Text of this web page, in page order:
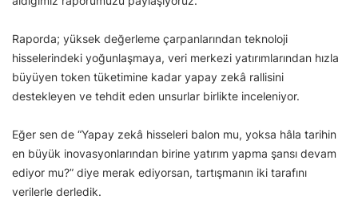
Raporda; yüksek değerleme çarpanlarından teknoloji
hisselerindeki yoğunlaşmaya, veri merkezi yatırımlarından hızla
büyüyen token tüketimine kadar yapay zekâ rallisini
destekleyen ve tehdit eden unsurlar birlikte inceleniyor.
Eğer sen de “Yapay zekâ hisseleri balon mu, yoksa hâla tarihin
en büyük inovasyonlarından birine yatırım yapma şansı devam
ediyor mu?” diye merak ediyorsan, tartışmanın iki tarafını
verilerle derledik.